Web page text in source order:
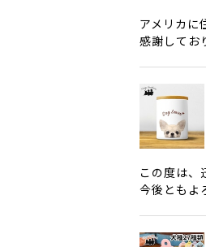
アメリカに
感謝してお
この度は、
今後ともよ